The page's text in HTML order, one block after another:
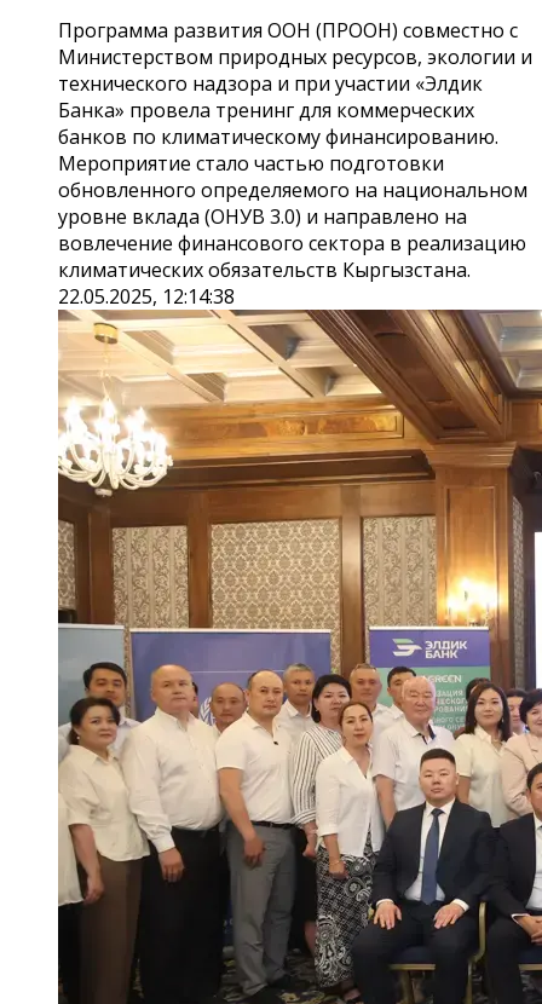
Программа развития ООН (ПРООН) совместно с
Министерством природных ресурсов, экологии и
технического надзора и при участии «Элдик
Банка» провела тренинг для коммерческих
банков по климатическому финансированию.
Мероприятие стало частью подготовки
обновленного определяемого на национальном
уровне вклада (ОНУВ 3.0) и направлено на
вовлечение финансового сектора в реализацию
климатических обязательств Кыргызстана.
22.05.2025, 12:14:38